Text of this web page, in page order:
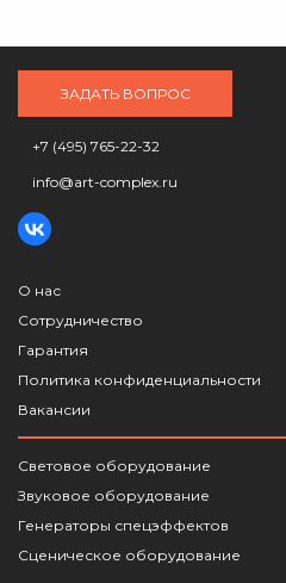
ЗАДАТЬ ВОПРОС
+7 (495) 765-22-32
info@art-complex.ru
О нас
Сотрудничество
Гарантия
Политика конфиденциальности
Вакансии
Световое оборудование
Звуковое оборудование
Генераторы спецэффектов
Сценическое оборудование